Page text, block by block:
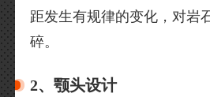
距发生有规律的变化，对岩
碎。
2、颚头设计